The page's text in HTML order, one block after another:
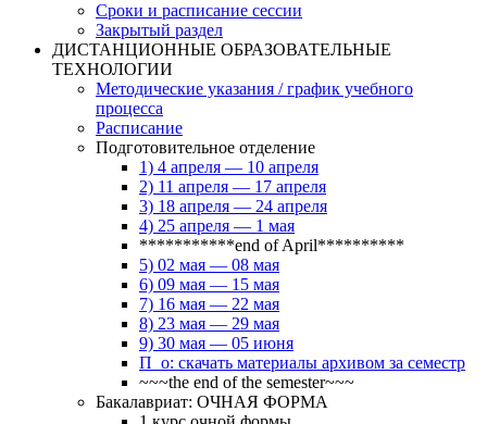
Сроки и расписание сессии
Закрытый раздел
ДИСТАНЦИОННЫЕ ОБРАЗОВАТЕЛЬНЫЕ
ТЕХНОЛОГИИ
Методические указания / график учебного
процесса
Расписание
Подготовительное отделение
1) 4 апреля — 10 апреля
2) 11 апреля — 17 апреля
3) 18 апреля — 24 апреля
4) 25 апреля — 1 мая
***********end of April**********
5) 02 мая — 08 мая
6) 09 мая — 15 мая
7) 16 мая — 22 мая
8) 23 мая — 29 мая
9) 30 мая — 05 июня
П_о: скачать материалы архивом за семестр
~~~the end of the semester~~~
Бакалавриат: ОЧНАЯ ФОРМА